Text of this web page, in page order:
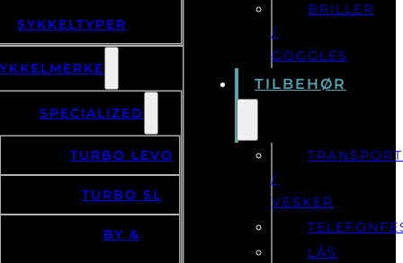
SYKKELTYPER
SPECIALIZED
TURBO LEVO
TURBO SL
BY &
BRILLER
/
GOGGLES
TILBEHØR
TRANSPORT
/
VESKER
LÅS